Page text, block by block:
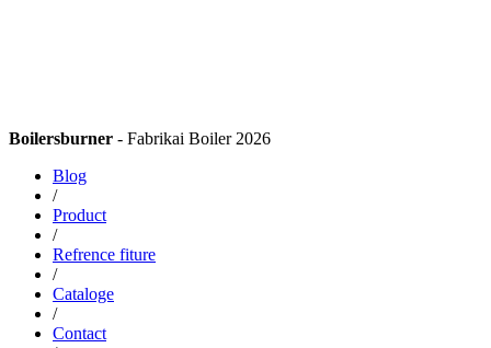
Boilersburner - Fabrikai Boiler 2026
Blog
/
Product
/
Refrence fiture
/
Cataloge
/
Contact